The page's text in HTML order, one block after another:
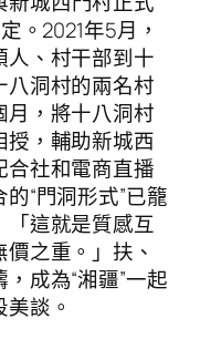
。2021年5月，
、村干部到十
洞村的兩名村
，將十八洞村
，輔助新城西
社和電商直播
“門洞形式”已籠
這就是質感互
之重。」扶、
成為“湘疆”一起
美談。